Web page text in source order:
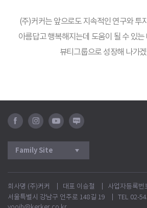
(주)커커는 앞으로도 지속적인 연구와 투
아름답고 행복해지는데 도움이 될 수 있는
뷰티그룹으로 성장해 나가
페
이
스
인
스
타
그
램
유
튜
브
블
로
그
회사명 (주)커커 대표 이승철
사업자등록
서울특별시 강남구 언주로 148길 19
TEL 02-